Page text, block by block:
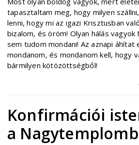
tapasztaltam meg, hogy milyen
lenni, hogy mi az igazi Krisztusban
bizalom, és öröm! Olyan hálás vagyok
sem tudom mondani! Az aznapi
mondanom, és mondanom kell, hogy
bármilyen kötözöttségből!
Konfirmációi
a